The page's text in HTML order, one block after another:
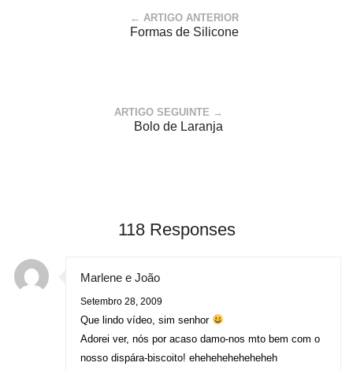
← ARTIGO ANTERIOR
Formas de Silicone
ARTIGO SEGUINTE →
Bolo de Laranja
118 Responses
Marlene e João
Setembro 28, 2009
Que lindo vídeo, sim senhor
Adorei ver, nós por acaso damo-nos mto bem com o
nosso dispára-biscoito! eheheheheheheheh